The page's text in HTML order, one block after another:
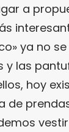
a
ya no
y las
hoy
de